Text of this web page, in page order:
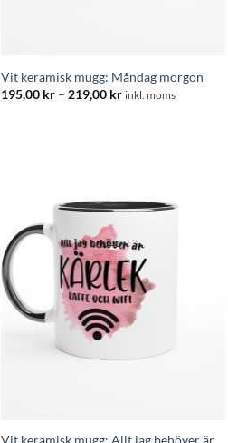
Vit keramisk mugg: Måndag morgon
195,00 kr – 219,00 krPrisintervall:
inkl. moms